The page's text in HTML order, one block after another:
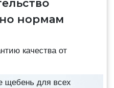
нормам
качества от
щебень для всех